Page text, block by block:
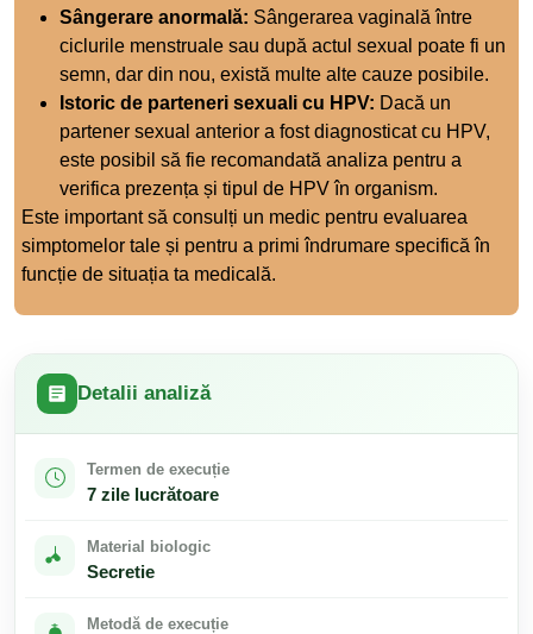
Sângerare anormală: Sângerarea vaginală între
ciclurile menstruale sau după actul sexual poate fi un
semn, dar din nou, există multe alte cauze posibile.
Istoric de parteneri sexuali cu HPV: Dacă un
partener sexual anterior a fost diagnosticat cu HPV,
este posibil să fie recomandată analiza pentru a
verifica prezența și tipul de HPV în organism.
Este important să consulți un medic pentru evaluarea
simptomelor tale și pentru a primi îndrumare specifică în
funcție de situația ta medicală.
Detalii analiză
Termen de execuție
7 zile lucrătoare
Material biologic
Secretie
Metodă de execuție